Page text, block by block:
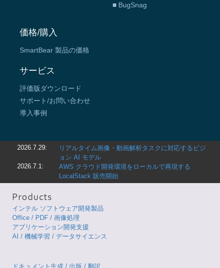
■ BugSnag
価格/購入
SmartBear 製品の価格
サービス
評価版ダウンロード
サポート/お問い合わせ
導入事例
2026.7.29:
リアルタイム画像・動画解析タスクに対応するビジ
ョン AI モデル
2026.7.1:
AWS クラウド開発環境をローカルで再現する
LocalStack 販売開始
インテル ソフトウェア開発製品
Office / PDF / 画像処理
アプリケーション開発支援
AI / 機械学習 / データサイエンス
ドキュメント生成 / 出版 / 翻訳